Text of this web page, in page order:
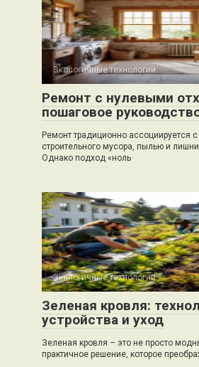
Экологичные технологии
Ремонт с нулевыми
пошаговое
Ремонт традиционно ассоциируется
строительного мусора, пылью и
Однако подход «ноль
Экологичные технологии
Зеленая кровля:
устройства и уход
Зеленая кровля – это не просто
практичное решение, которое